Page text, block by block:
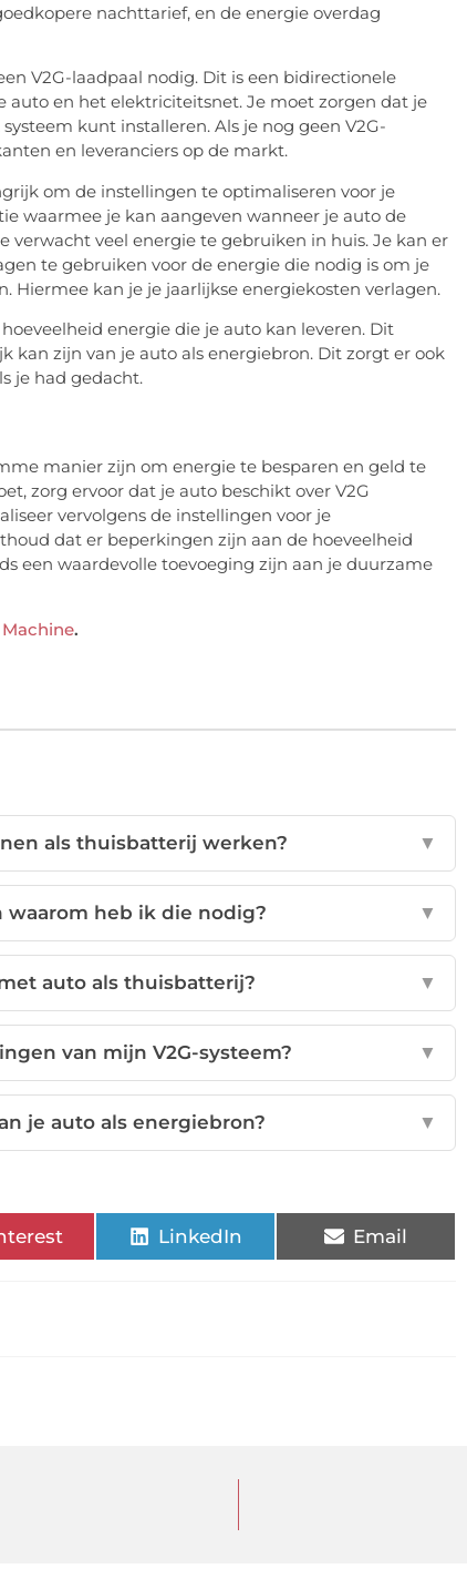
nachttarief, en de energie overdag
V2G-laadpaal nodig. Dit is een bidirectionele
auto en het elektriciteitsnet. Je moet zorgen dat je
kunt installeren. Als je nog geen V2G-
en leveranciers op de markt.
om de instellingen te optimaliseren voor je
waarmee je kan aangeven wanneer je auto de
veel energie te gebruiken in huis. Je kan er
te gebruiken voor de energie die nodig is om je
Hiermee kan je je jaarlijkse energiekosten verlagen.
energie die je auto kan leveren. Dit
zijn van je auto als energiebron. Dit zorgt er ook
je had gedacht.
manier zijn om energie te besparen en geld te
zorg ervoor dat je auto beschikt over V2G
vervolgens de instellingen voor je
dat er beperkingen zijn aan de hoeveelheid
een waardevolle toevoeging zijn aan je duurzame
.
als thuisbatterij werken? ▼
waarom heb ik die nodig? ▼
auto als thuisbatterij? ▼
van mijn V2G-systeem? ▼
je auto als energiebron? ▼
LinkedIn Email